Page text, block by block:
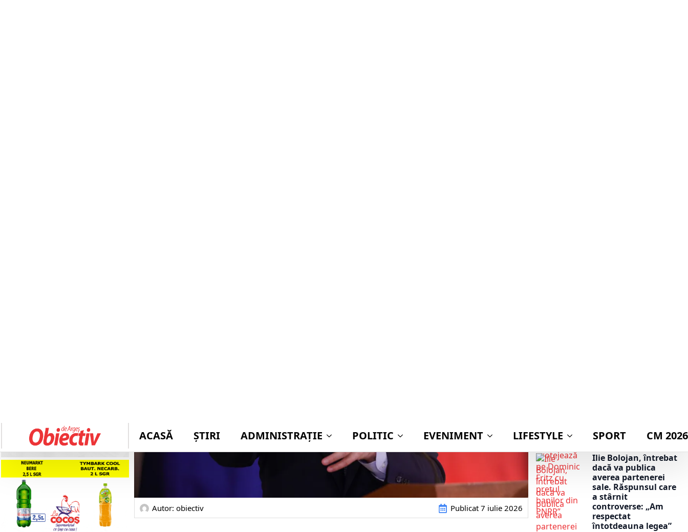
Autor: obiectiv Publicat 7 iulie 2026
PNRR”
Ilie Bolojan, întrebat
dacă va publica
averea partenerei
sale. Răspunsul care
a stârnit
controverse: „Am
respectat
întotdeauna legea”